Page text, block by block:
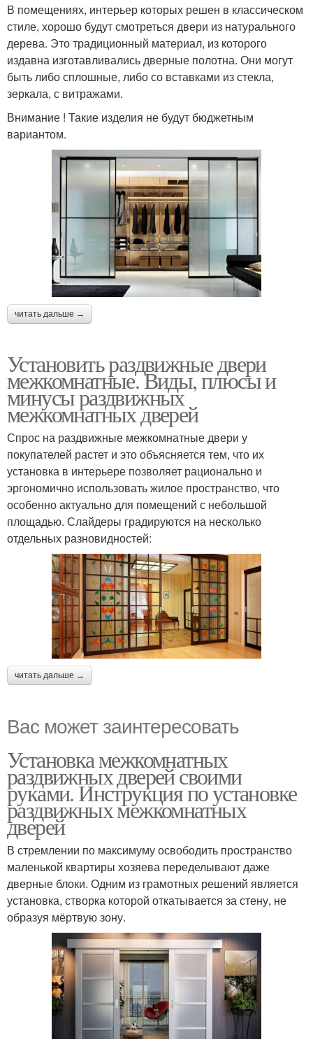
В помещениях, интерьер которых решен в классическом
стиле, хорошо будут смотреться двери из натурального
дерева. Это традиционный материал, из которого
издавна изготавливались дверные полотна. Они могут
быть либо сплошные, либо со вставками из стекла,
зеркала, с витражами.
Внимание ! Такие изделия не будут бюджетным
вариантом.
читать дальше →
Установить раздвижные двери
межкомнатные. Виды, плюсы и
минусы раздвижных
межкомнатных дверей
Спрос на раздвижные межкомнатные двери у
покупателей растет и это объясняется тем, что их
установка в интерьере позволяет рационально и
эргономично использовать жилое пространство, что
особенно актуально для помещений с небольшой
площадью. Слайдеры градируются на несколько
отдельных разновидностей:
читать дальше →
Вас может заинтересовать
Установка межкомнатных
раздвижных дверей своими
руками. Инструкция по установке
раздвижных межкомнатных
дверей
В стремлении по максимуму освободить пространство
маленькой квартиры хозяева переделывают даже
дверные блоки. Одним из грамотных решений является
установка, створка которой откатывается за стену, не
образуя мёртвую зону.